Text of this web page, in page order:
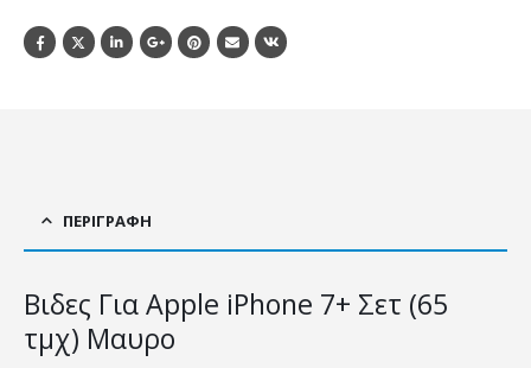
ΠΕΡΙΓΡΑΦΉ
Βιδες Για Apple iPhone 7+ Σετ (65
τμχ) Μαυρο